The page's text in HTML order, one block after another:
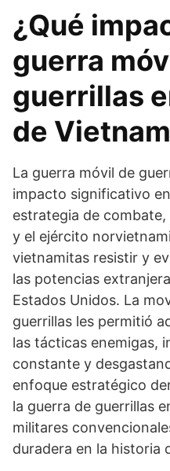
¿Qué
guerra
guerrillas
de
La guerra móvil de
impacto significativo
estrategia de
y el ejército
vietnamitas resistir y
las potencias
Estados Unidos. La
guerrillas les permitió
las tácticas enemigas,
constante y
enfoque estratégico
la guerra de guerrillas
militares
duradera en la historia